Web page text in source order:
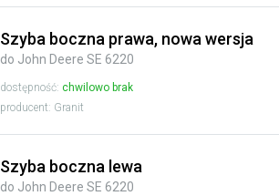
Szyba boczna prawa, nowa wersja
do John Deere SE 6220
dostępność:chwilowo brak
producent: Granit
Szyba boczna lewa
do John Deere SE 6220